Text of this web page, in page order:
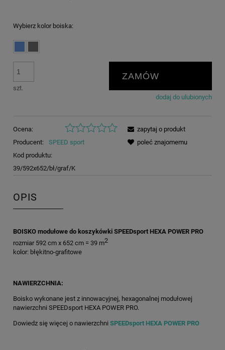
Wybierz kolor boiska:
szt.
ZAMÓW
dodaj do ulubionych
Ocena:
Producent:
SPEED sport
Kod produktu:
39/592x652/bł/graf/K
zapytaj o produkt
poleć znajomemu
OPIS
BOISKO modułowe do koszykówki SPEEDsport HEXA POWER PRO
rozmiar 592 cm x 652 cm = 39 m2
kolor: błękitno-grafitowe
NAWIERZCHNIA:
Boisko wykonane jest z innowacyjnej, hexagonalnej modułowej
nawierzchni SPEEDsport HEXA POWER PRO.
Dowiedz się więcej o nawierzchni SPEEDsport HEXA POWER PRO